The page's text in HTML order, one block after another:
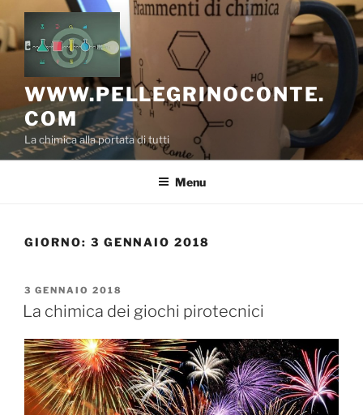
Salta
al
contenuto
WWW.PELLEGRINOCONTE.
COM
La chimica alla portata di tutti
Menu
GIORNO: 3 GENNAIO 2018
PUBBLICATO
IL
3 GENNAIO 2018
La chimica dei giochi pirotecnici